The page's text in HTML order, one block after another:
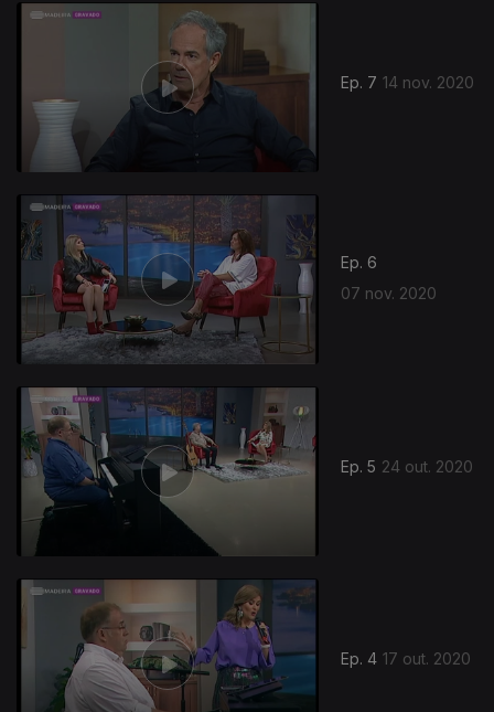
Ep. 7 14 nov. 2020
Ep. 6
07 nov. 2020
Ep. 5 24 out. 2020
Ep. 4 17 out. 2020